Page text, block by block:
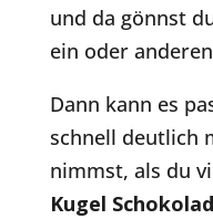
und da gönnst
ein oder
Dann kann es
schnell deutlich
nimmst, als du
Kugel